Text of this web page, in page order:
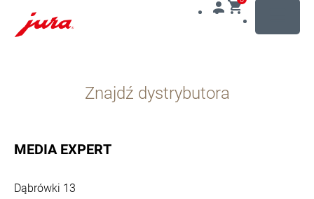
opcji
wyszukiwania
Znajdź dystrybutora
MEDIA EXPERT
Dąbrówki 13